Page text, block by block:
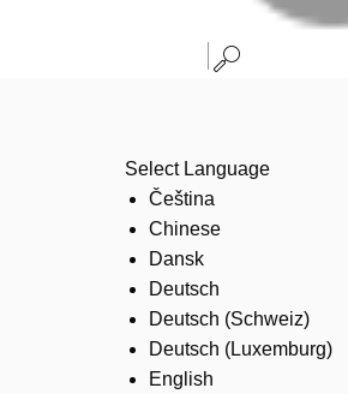
Select Language
Čeština
Chinese
Dansk
Deutsch
Deutsch (Schweiz)
Deutsch (Luxemburg)
English